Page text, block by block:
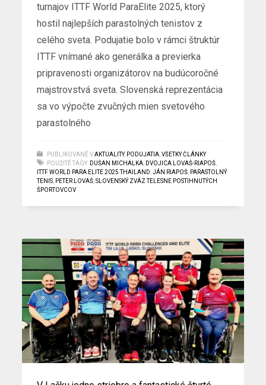
turnajov ITTF World ParaElite 2025, ktorý
hostil najlepších parastolných tenistov z
celého sveta. Podujatie bolo v rámci štruktúr
ITTF vnímané ako generálka a previerka
pripravenosti organizátorov na budúcoročné
majstrovstvá sveta. Slovenská reprezentácia
sa vo výpočte zvučných mien svetového
parastolného
PUBLIKOVANÉ V AKTUALITY, PODUJATIA ,VŠETKY ČLÁNKY
POUŽITÉ TAGY: DUŠAN MICHALKA DVOJICA LOVAŠ-RIAPOŠ
ITTF WORLD PARA ELITE 2025 THAILAND ,JÁN RIAPOŠ PARASTOLNÝ
TENIS PETER LOVAŠ ,SLOVENSKÝ ZVÄZ TELESNE POSTIHNUTÝCH
ŠPORTOVCOV